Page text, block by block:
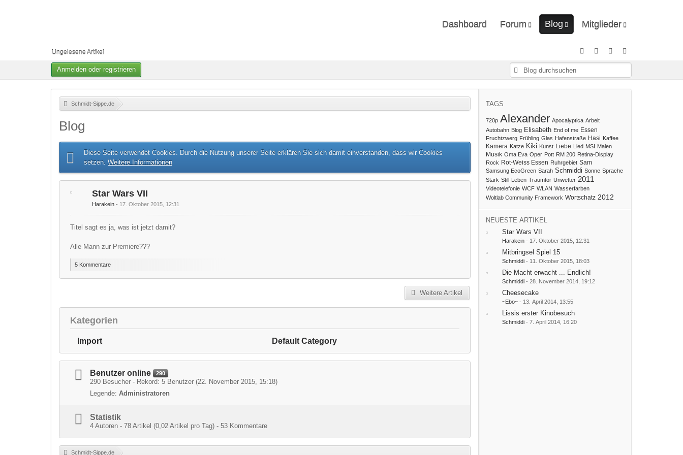
Anmelden oder registrieren
Dashboard Forum Blog Mitglieder
Benutzer online
Mitgliedersuche
Ungelesene Artikel
Schmidt-Sippe.de
Blog
Diese Seite verwendet Cookies. Durch die Nutzung unserer Seite erklären Sie sich damit einverstanden, dass wir Cookies
setzen. Weitere Informationen
Star Wars VII
Harakein 17. Oktober 2015, 12:31
Titel sagt es ja, was ist jetzt damit?
Alle Mann zur Premiere???
5 Kommentare
Weitere Artikel
Kategorien
Import Default Category
Benutzer online 290
290 Besucher - Rekord: 5 Benutzer (22. November 2015, 15:18)
Legende: Administratoren
Statistik
4 Autoren - 78 Artikel (0,02 Artikel pro Tag) - 53 Kommentare
Schmidt-Sippe.de
TAGS
720p Alexander Apocalyptica Arbeit
Autobahn Blog Elisabeth End of me Essen
Fruchtzwerg Frühling Glas Hafenstraße Hasi Kaffee
Kamera Katze Kiki Kunst Liebe Lied MSI Malen
Musik Oma Eva Oper Pott RM 200 Retina-Display
Rock Rot-Weiss Essen Ruhrgebiet Sam
Samsung EcoGreen Sarah Schmiddi Sonne Sprache
Stark Still-Leben Traumtor Unwetter 2011
Videotelefonie WCF WLAN Wasserfarben
Woltlab Community Framework Wortschatz 2012
NEUESTE ARTIKEL
Star Wars VII
Harakein - 17. Oktober 2015, 12:31
Mitbringsel Spiel 15
Schmiddi - 11. Oktober 2015, 18:03
Die Macht erwacht ... Endlich!
Schmiddi - 28. November 2014, 19:12
Cheesecake
~Ebo~ - 13. April 2014, 13:55
Lissis erster Kinobesuch
Schmiddi - 7. April 2014, 16:20